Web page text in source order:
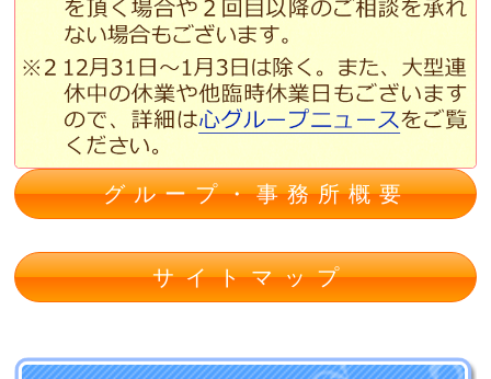
グループ・事務所概要
サイトマップ